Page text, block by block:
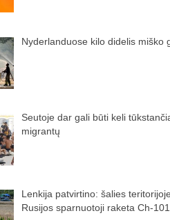
Nyderlanduose kilo didelis miško
Seutoje dar gali būti keli
migrantų
Lenkija patvirtino: šalies
Rusijos sparnuotoji raketa Ch-101